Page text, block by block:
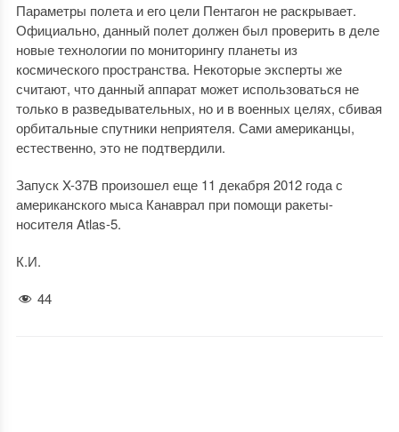
Параметры полета и его цели Пентагон не раскрывает.
Официально, данный полет должен был проверить в деле
новые технологии по мониторингу планеты из
космического пространства. Некоторые эксперты же
считают, что данный аппарат может использоваться не
только в разведывательных, но и в военных целях, сбивая
орбитальные спутники неприятеля. Сами американцы,
естественно, это не подтвердили.
Запуск X-37B произошел еще 11 декабря 2012 года с
американского мыса Канаврал при помощи ракеты-
носителя Atlas-5.
К.И.
44